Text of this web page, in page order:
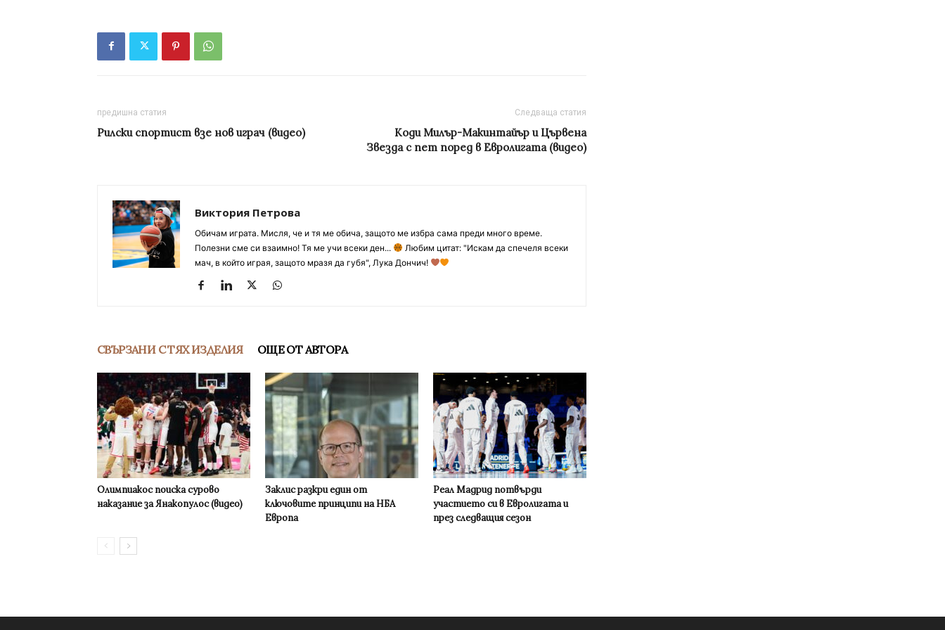
предишна статия
Рилски спортист взе нов играч (видео)
Следваща статия
Коди Милър-Макинтайър и Цървена
Звезда с пет поред в Евролигата (видео)
Виктория Петрова
Обичам играта. Мисля, че и тя ме обича, защото ме избра сама преди много време.
Полезни сме си взаимно! Тя ме учи всеки ден...
Любим цитат: "Искам да спечеля всеки
мач, в който играя, защото мразя да губя", Лука Дончич!
СВЪРЗАНИ С ТЯХ ИЗДЕЛИЯ ОЩЕ ОТ АВТОРА
Олимпиакос поиска сурово
наказание за Янакопулос (видео)
Заклис разкри един от
ключовите принципи на НБА
Европа
Реал Мадрид потвърди
участието си в Евролигата и
през следващия сезон